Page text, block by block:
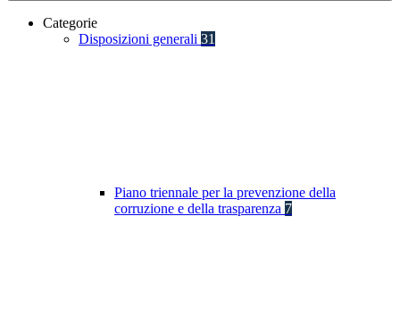
Categorie
Disposizioni generali 31
Piano triennale per la prevenzione della
corruzione e della trasparenza 7